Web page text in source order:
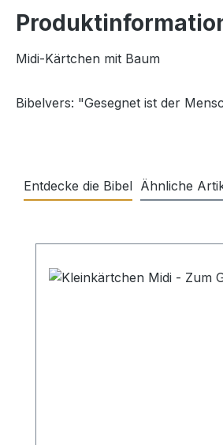
Midi-Kärtchen mit Baum
Bibelvers: "Gesegnet ist der
Entdecke die Bibel Ähnliche